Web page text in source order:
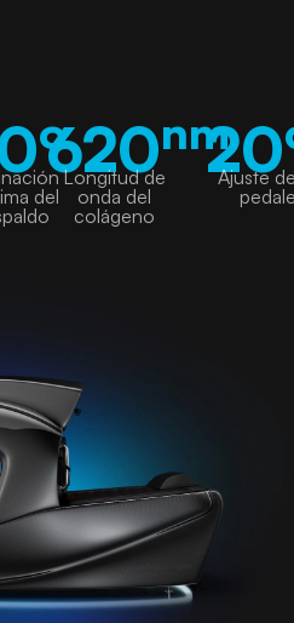
o
del
620nm
Longitud de
onda del
colágeno
20
Ajuste